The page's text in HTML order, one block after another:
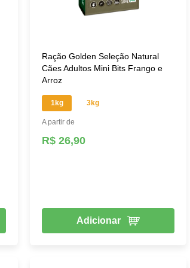
Ração Golden Seleção Natural
Cães Adultos Mini Bits Frango e
Arroz
1kg 3kg
A partir de
R$ 26,90
Adicionar